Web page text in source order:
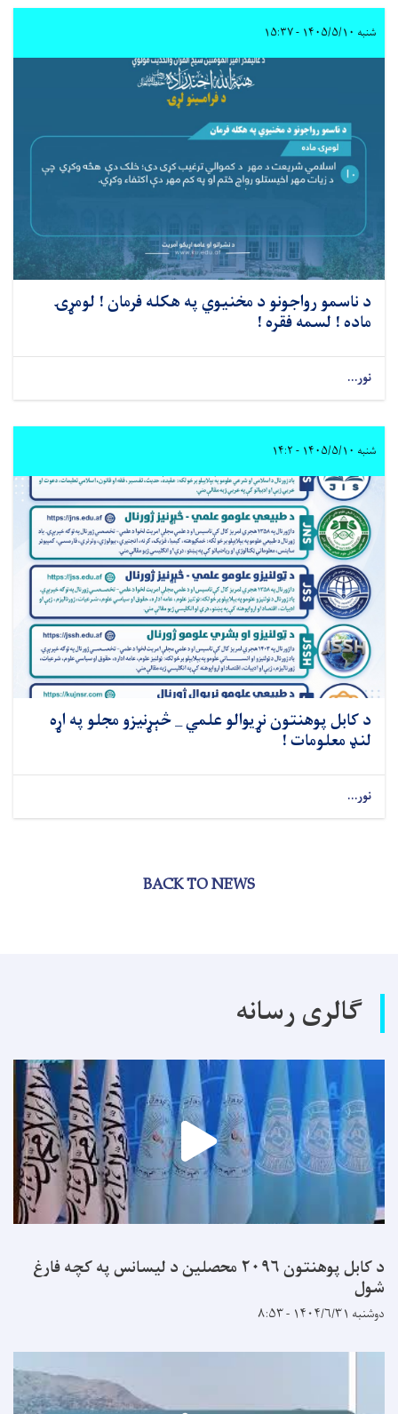
شنبه ۱۴۰۵/۵/۱۰ - ۱۵:۳۷
د ناسمو رواجونو د مخنیوي په هکله فرمان ! لومړۍ
ماده ! لسمه فقره !
نور...
شنبه ۱۴۰۵/۵/۱۰ - ۱۴:۲
د کابل پوهنتون نړیوالو علمي _ څېړنیزو مجلو په اړه
لنډ معلومات !
نور...
BACK TO NEWS
گالری رسانه
د کابل پوهنتون ۲۰۹۶ محصلین د لیسانس په کچه فارغ
شول
دوشنبه ۱۴۰۴/۶/۳۱ - ۸:۵۳